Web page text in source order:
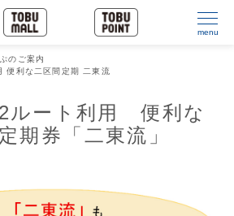
menu
のご案内
便利な二区間定期 二東流
ルート利用 便利な
期券「二東流」